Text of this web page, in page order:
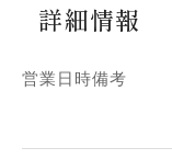
詳細情報
営業日時備考